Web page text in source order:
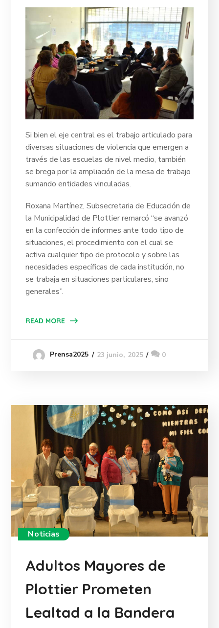
Si bien el eje central es el trabajo articulado para
diversas situaciones de violencia que emergen a
través de las escuelas de nivel medio, también
se brega por la ampliación de la mesa de trabajo
sumando entidades vinculadas.
Roxana Martínez, Subsecretaria de Educación de
la Municipalidad de Plottier remarcó “se avanzó
en la confección de informes ante todo tipo de
situaciones, el procedimiento con el cual se
activa cualquier tipo de protocolo y sobre las
necesidades específicas de cada institución, no
se trabaja en situaciones particulares, sino
generales”.
READ MORE
Prensa2025 23 junio, 2025 0
Noticias
Adultos Mayores de
Plottier Prometen
Lealtad a la Bandera